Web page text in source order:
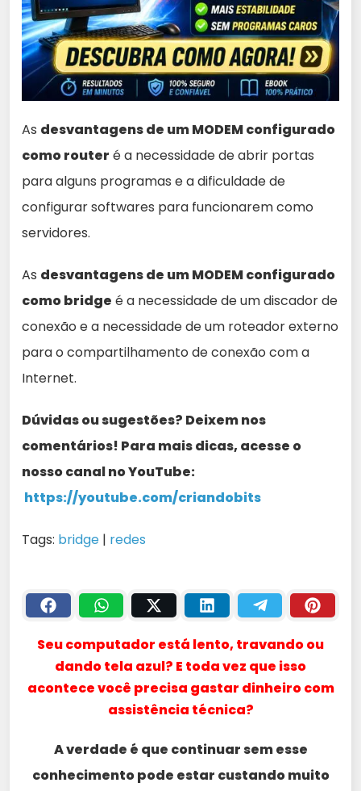
As desvantagens de um MODEM configurado
como router é a necessidade de abrir portas
para alguns programas e a dificuldade de
configurar softwares para funcionarem como
servidores.
As desvantagens de um MODEM configurado
como bridge é a necessidade de um discador de
conexão e a necessidade de um roteador externo
para o compartilhamento de conexão com a
Internet.
Dúvidas ou sugestões? Deixem nos
comentários! Para mais dicas, acesse o
nosso canal no YouTube:
https://youtube.com/criandobits
Tags: bridge | redes
Seu computador está lento, travando ou
dando tela azul? E toda vez que isso
acontece você precisa gastar dinheiro com
assistência técnica?
A verdade é que continuar sem esse
conhecimento pode estar custando muito